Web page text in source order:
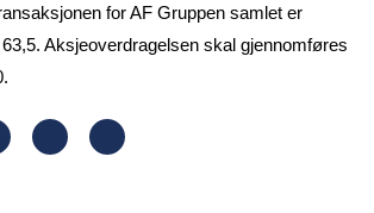
for AF Gruppen samlet er
Aksjeoverdragelsen skal gjennomføres